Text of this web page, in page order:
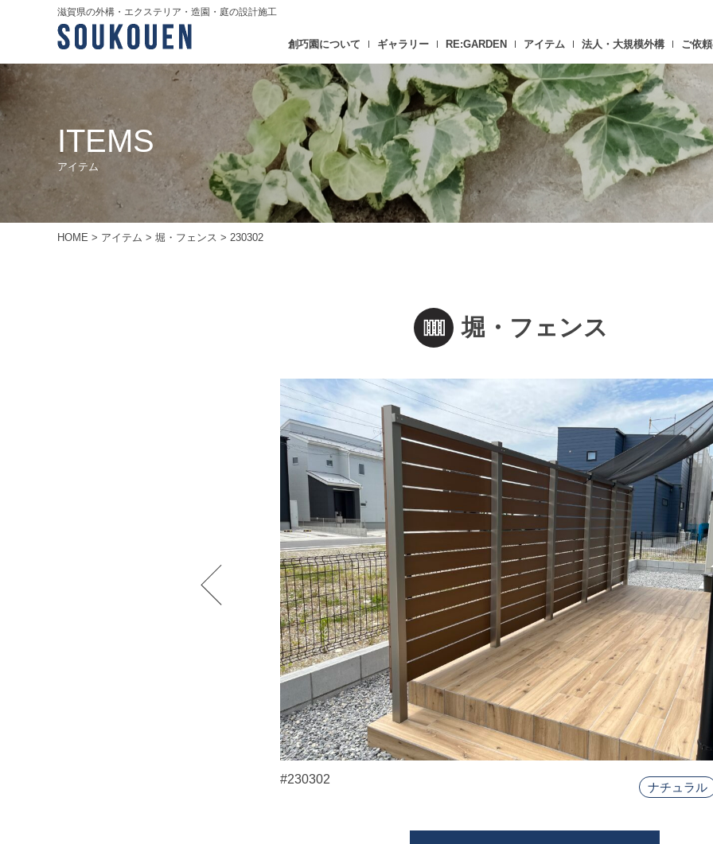
滋賀県の外構・エクステリア・造園・庭の設計施工
創巧園について ギャラリー RE:GARDEN アイテム 法人・大規模外構 ご依
ITEMS
アイテム
HOME > アイテム > 堀・フェンス > 230302
堀・フェンス
#230302
ナチュラル